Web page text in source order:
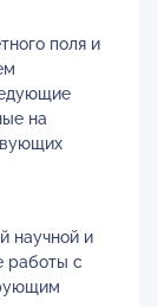
поля и
на
научной и
работы с